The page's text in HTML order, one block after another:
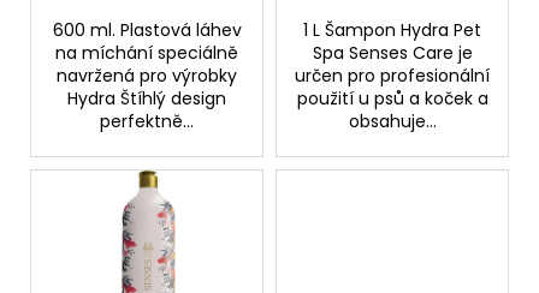
600 ml. Plastová láhev
na míchání speciálně
navržená pro výrobky
Hydra Štíhlý design
perfektně...
1 L Šampon Hydra Pet
Spa Senses Care je
určen pro profesionální
použití u psů a koček a
obsahuje...